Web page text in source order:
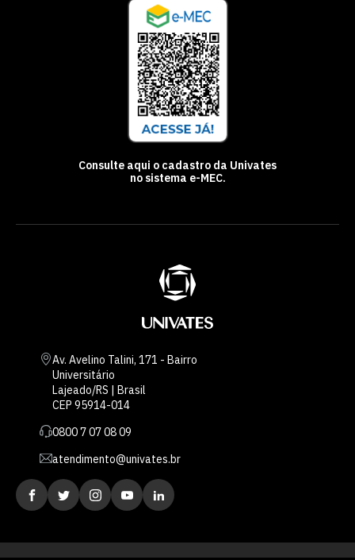
Consulte aqui o cadastro da Univates
no sistema e-MEC.
Av. Avelino Talini, 171 - Bairro
Universitário
Lajeado/RS | Brasil
CEP 95914-014
0800 7 07 08 09
atendimento@univates.br